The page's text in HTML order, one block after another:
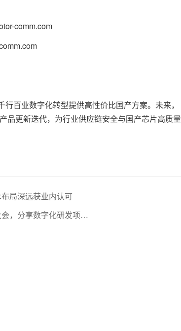
comm.com
百业数字化转型提供高性价比国产方案。未来，
品更新迭代，为行业供应链安全与国产芯片高质量
局深远获业内认可
，分享数字化研发项目